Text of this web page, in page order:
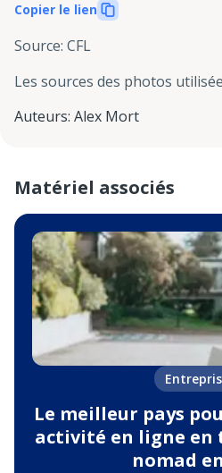
Copier le lien
Source: CFL
Les sources des photos
Auteurs: Alex Mort
Matériel associés
Le meilleur pays
activité en ligne
nomad